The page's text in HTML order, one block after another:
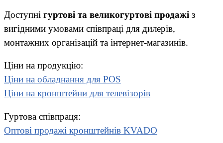
Доступні гуртові та великогуртові продажі з
вигідними умовами співпраці для дилерів,
монтажних організацій та інтернет-магазинів.
Ціни на продукцію:
Ціни на обладнання для POS
Ціни на кронштейни для телевізорів
Гуртова співпраця:
Оптові продажі кронштейнів KVADO